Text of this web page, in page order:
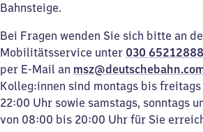
Bahnsteige.
Bei Fragen wenden Sie sich bitte an
Mobilitätsservice unter 030 65212888
per E-Mail an
Kolleg:innen sind montags bis
22:00 Uhr sowie samstags, sonntags
von 08:00 bis 20:00 Uhr für Sie